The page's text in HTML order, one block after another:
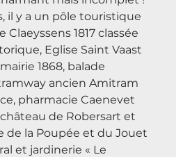
il y a un pôle touristique
Claeyssens 1817 classée
Eglise Saint Vaast
1868, balade
ancien Amitram
pharmacie Caenevet
de Robersart et
de la Poupée et du Jouet
et jardinerie « Le